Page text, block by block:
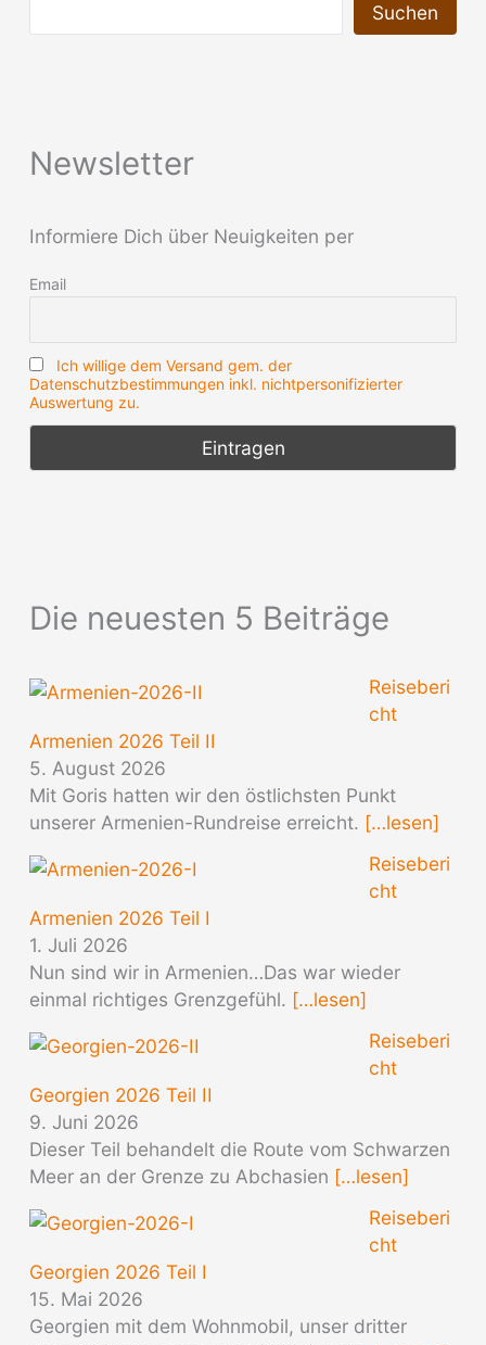
Suchen
Newsletter
Informiere Dich über Neuigkeiten per
Email
Ich willige dem Versand gem. der
Datenschutzbestimmungen inkl. nichtpersonifizierter
Auswertung zu.
Die neuesten 5 Beiträge
Reiseberi
cht
Armenien 2026 Teil II
5. August 2026
Mit Goris hatten wir den östlichsten Punkt
unserer Armenien-Rundreise erreicht. […lesen]
Reiseberi
cht
Armenien 2026 Teil I
1. Juli 2026
Nun sind wir in Armenien…Das war wieder
einmal richtiges Grenzgefühl. […lesen]
Reiseberi
cht
Georgien 2026 Teil II
9. Juni 2026
Dieser Teil behandelt die Route vom Schwarzen
Meer an der Grenze zu Abchasien […lesen]
Reiseberi
cht
Georgien 2026 Teil I
15. Mai 2026
Georgien mit dem Wohnmobil, unser dritter